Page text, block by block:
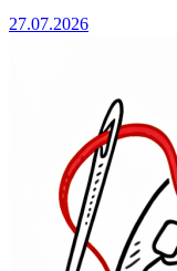
27.07.2026